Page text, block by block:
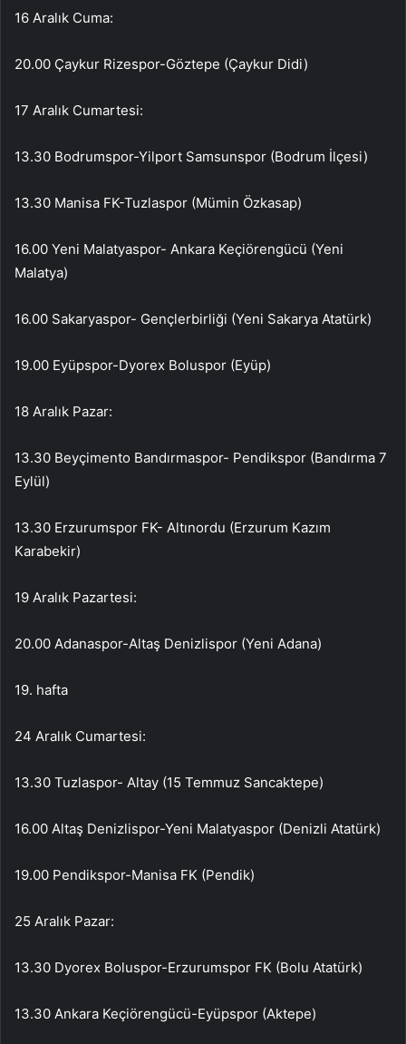
16 Aralık Cuma:
20.00 Çaykur Rizespor-Göztepe (Çaykur Didi)
17 Aralık Cumartesi:
13.30 Bodrumspor-Yilport Samsunspor (Bodrum İlçesi)
13.30 Manisa FK-Tuzlaspor (Mümin Özkasap)
16.00 Yeni Malatyaspor- Ankara Keçiörengücü (Yeni
Malatya)
16.00 Sakaryaspor- Gençlerbirliği (Yeni Sakarya Atatürk)
19.00 Eyüpspor-Dyorex Boluspor (Eyüp)
18 Aralık Pazar:
13.30 Beyçimento Bandırmaspor- Pendikspor (Bandırma 7
Eylül)
13.30 Erzurumspor FK- Altınordu (Erzurum Kazım
Karabekir)
19 Aralık Pazartesi:
20.00 Adanaspor-Altaş Denizlispor (Yeni Adana)
19. hafta
24 Aralık Cumartesi:
13.30 Tuzlaspor- Altay (15 Temmuz Sancaktepe)
16.00 Altaş Denizlispor-Yeni Malatyaspor (Denizli Atatürk)
19.00 Pendikspor-Manisa FK (Pendik)
25 Aralık Pazar:
13.30 Dyorex Boluspor-Erzurumspor FK (Bolu Atatürk)
13.30 Ankara Keçiörengücü-Eyüpspor (Aktepe)